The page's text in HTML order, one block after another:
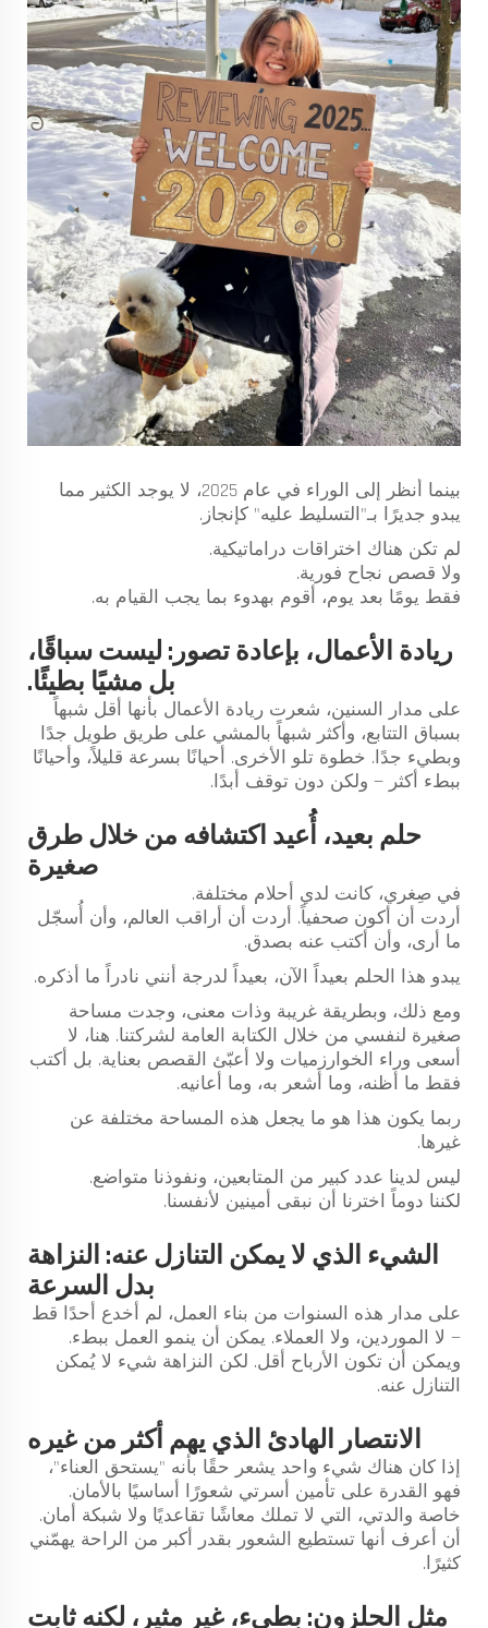
بينما أنظر إلى الوراء في عام 2025، لا يوجد الكثير مما
يبدو جديرًا بـ"التسليط عليه" كإنجاز.
لم تكن هناك اختراقات دراماتيكية.
ولا قصص نجاح فورية.
فقط يومًا بعد يوم، أقوم بهدوء بما يجب القيام به.
ريادة الأعمال، بإعادة تصور: ليست سباقًا،
بل مشيًا بطيئًا.
على مدار السنين، شعرت ريادة الأعمال بأنها أقل شبهاً
بسباق التتابع، وأكثر شبهاً بالمشي على طريق طويل جدًا
وبطيء جدًا. خطوة تلو الأخرى. أحيانًا بسرعة قليلاً، وأحيانًا
ببطء أكثر — ولكن دون توقف أبدًا.
حلم بعيد، أُعيد اكتشافه من خلال طرق
صغيرة
في صِغري، كانت لدي أحلام مختلفة.
أردت أن أكون صحفياً. أردت أن أراقب العالم، وأن أُسجّل
ما أرى، وأن أكتب عنه بصدق.
يبدو هذا الحلم بعيداً الآن، بعيداً لدرجة أنني نادراً ما أذكره.
ومع ذلك، وبطريقة غريبة وذات معنى، وجدت مساحة
صغيرة لنفسي من خلال الكتابة العامة لشركتنا. هنا، لا
أسعى وراء الخوارزميات ولا أعبّئ القصص بعناية. بل أكتب
فقط ما أظنه، وما أشعر به، وما أعانيه.
ربما يكون هذا هو ما يجعل هذه المساحة مختلفة عن
غيرها.
ليس لدينا عدد كبير من المتابعين، ونفوذنا متواضع.
لكننا دوماً اخترنا أن نبقى أمينين لأنفسنا.
الشيء الذي لا يمكن التنازل عنه: النزاهة
بدل السرعة
على مدار هذه السنوات من بناء العمل، لم أخدع أحدًا قط
— لا الموردين، ولا العملاء. يمكن أن ينمو العمل ببطء.
ويمكن أن تكون الأرباح أقل. لكن النزاهة شيء لا يُمكن
التنازل عنه.
الانتصار الهادئ الذي يهم أكثر من غيره
إذا كان هناك شيء واحد يشعر حقًا بأنه "يستحق العناء"،
فهو القدرة على تأمين أسرتي شعورًا أساسيًا بالأمان.
خاصة والدتي، التي لا تملك معاشًا تقاعديًا ولا شبكة أمان.
أن أعرف أنها تستطيع الشعور بقدر أكبر من الراحة يهمّني
كثيرًا.
مثل الحلزون: بطيء، غير مثير، لكنه ثابت